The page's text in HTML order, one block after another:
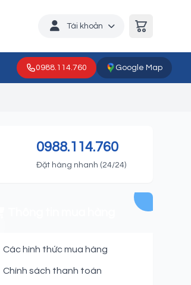
Tài khoản
0988.114.760 Google Map
0988.114.760
Đặt hàng nhanh (24/24)
Các hình thức mua hàng
Chính sách thanh toán